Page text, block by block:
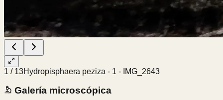
1 / 13Hydropisphaera peziza - 1 - IMG_2643
Galería microscópica